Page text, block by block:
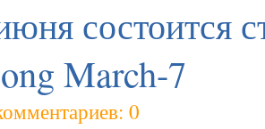
состоится
March-7
0